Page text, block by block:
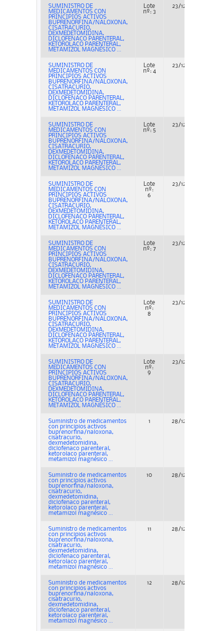
SUMINISTRO DE
MEDICAMENTOS CON
PRINCIPIOS ACTIVOS
BUPRENORFINA/NALOXONA,
CISATRACURIO,
DEXMEDETOMIDINA,
DICLOFENACO PARENTERAL,
KETOROLACO PARENTERAL,
METAMIZOL MAGNÉSICO ...
Lote
nº: 3
23/12/2022
SUMINISTRO DE
MEDICAMENTOS CON
PRINCIPIOS ACTIVOS
BUPRENORFINA/NALOXONA,
CISATRACURIO,
DEXMEDETOMIDINA,
DICLOFENACO PARENTERAL,
KETOROLACO PARENTERAL,
METAMIZOL MAGNÉSICO ...
Lote
nº: 4
23/12/2022
SUMINISTRO DE
MEDICAMENTOS CON
PRINCIPIOS ACTIVOS
BUPRENORFINA/NALOXONA,
CISATRACURIO,
DEXMEDETOMIDINA,
DICLOFENACO PARENTERAL,
KETOROLACO PARENTERAL,
METAMIZOL MAGNÉSICO ...
Lote
nº: 5
23/12/2022
SUMINISTRO DE
MEDICAMENTOS CON
PRINCIPIOS ACTIVOS
BUPRENORFINA/NALOXONA,
CISATRACURIO,
DEXMEDETOMIDINA,
DICLOFENACO PARENTERAL,
KETOROLACO PARENTERAL,
METAMIZOL MAGNÉSICO ...
Lote
nº:
6
23/12/2022
SUMINISTRO DE
MEDICAMENTOS CON
PRINCIPIOS ACTIVOS
BUPRENORFINA/NALOXONA,
CISATRACURIO,
DEXMEDETOMIDINA,
DICLOFENACO PARENTERAL,
KETOROLACO PARENTERAL,
METAMIZOL MAGNÉSICO ...
Lote
nº: 7
23/12/2022
SUMINISTRO DE
MEDICAMENTOS CON
PRINCIPIOS ACTIVOS
BUPRENORFINA/NALOXONA,
CISATRACURIO,
DEXMEDETOMIDINA,
DICLOFENACO PARENTERAL,
KETOROLACO PARENTERAL,
METAMIZOL MAGNÉSICO ...
Lote
nº:
8
23/12/2022
SUMINISTRO DE
MEDICAMENTOS CON
PRINCIPIOS ACTIVOS
BUPRENORFINA/NALOXONA,
CISATRACURIO,
DEXMEDETOMIDINA,
DICLOFENACO PARENTERAL,
KETOROLACO PARENTERAL,
METAMIZOL MAGNÉSICO ...
Lote
nº:
9
23/12/2022
Suministro de medicamentos
con principios activos
buprenorfina/naloxona,
cisatracurio,
dexmedetomidina,
diclofenaco parenteral,
ketorolaco parenteral,
metamizol magnésico ...
1 28/12/2022
Suministro de medicamentos
con principios activos
buprenorfina/naloxona,
cisatracurio,
dexmedetomidina,
diclofenaco parenteral,
ketorolaco parenteral,
metamizol magnésico ...
10 28/12/2022
Suministro de medicamentos
con principios activos
buprenorfina/naloxona,
cisatracurio,
dexmedetomidina,
diclofenaco parenteral,
ketorolaco parenteral,
metamizol magnésico ...
11 28/12/2022
Suministro de medicamentos
con principios activos
buprenorfina/naloxona,
cisatracurio,
dexmedetomidina,
diclofenaco parenteral,
ketorolaco parenteral,
metamizol magnésico ...
12 28/12/2022